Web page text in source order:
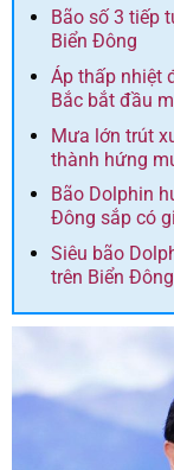
Bão số 3 tiếp
Biển Đông
Áp thấp nhiệt
Bắc bắt đầu
Mưa lớn trút
thành hứng
Bão Dolphin
Đông sắp có
Siêu bão
trên Biển